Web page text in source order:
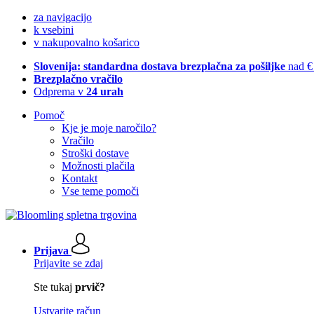
za navigacijo
k vsebini
v nakupovalno košarico
Slovenija: standardna dostava brezplačna za pošiljke nad
Brezplačno vračilo
Odprema v 24 urah
Pomoč
Kje je moje naročilo?
Vračilo
Stroški dostave
Možnosti plačila
Kontakt
Vse teme pomoči
Prijava
Prijavite se zdaj
Ste tukaj prvič?
Ustvarite račun